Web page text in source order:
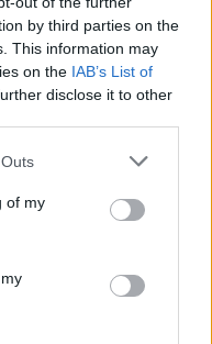
by third parties on the
This information may
on the IAB’s List of
disclose it to other
of my
първи път